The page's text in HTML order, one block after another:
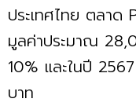
ประเทศไทย ตลา
มูลค่าประมาณ
10% และในปี
บาท